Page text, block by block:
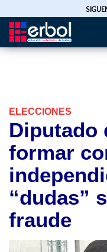
Pasar
ELECCIONES
Diputado
formar
“dudas”
fraude